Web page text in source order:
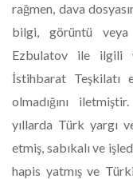
rağmen, dava
bilgi, görüntü veya
Ezbulatov ile ilgili
İstihbarat Teşkilatı
olmadığını
yıllarda Türk yargı
etmiş, sabıkalı ve
hapis yatmış ve